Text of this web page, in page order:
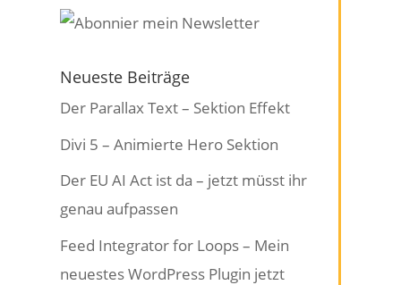
Neueste Beiträge
Der Parallax Text – Sektion Effekt
Divi 5 – Animierte Hero Sektion
Der EU AI Act ist da – jetzt müsst ihr
genau aufpassen
Feed Integrator for Loops – Mein
neuestes WordPress Plugin jetzt